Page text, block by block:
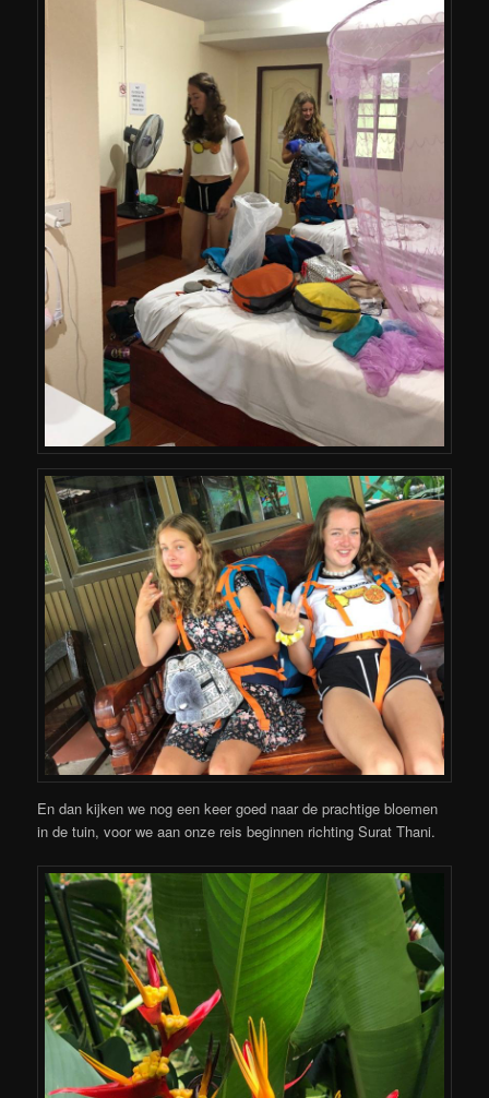
En dan kijken we nog een keer goed naar de prachtige bloemen
in de tuin, voor we aan onze reis beginnen richting Surat Thani.